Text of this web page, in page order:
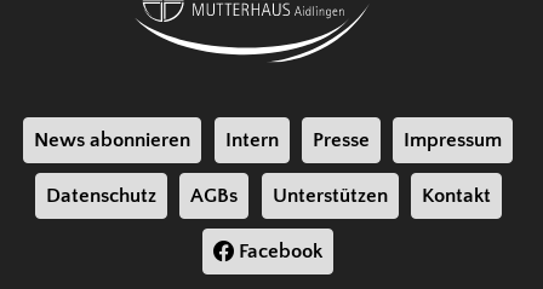
News abonnieren Intern Presse Impressum
Datenschutz AGBs Unterstützen Kontakt
Facebook